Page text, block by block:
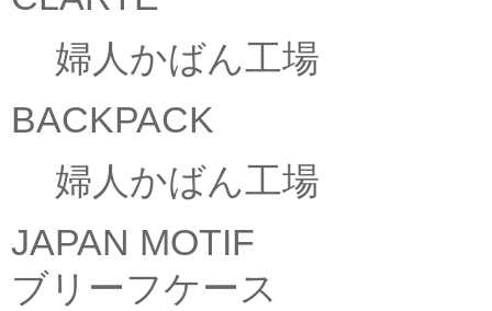
婦人かばん工場
BACKPACK
婦人かばん工場
JAPAN MOTIF
ブリーフケース